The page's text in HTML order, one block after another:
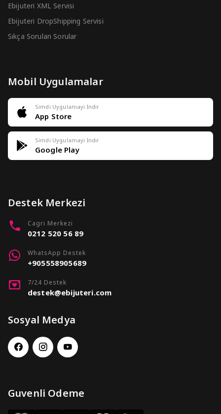
Ebijuteri XML Servisi
Ebijuteri DropShipping Servisi
Sıkça Sorulan Sorular
Mobil Uygulamalar
Simdi Uygulamayi Indir
App Store
Simdi Uygulamayi Indir
Google Play
Destek Merkezi
Cagri Merkezi
0212 520 56 89
WhatsApp Destek
+905558905689
7/24 Destek
destek@ebijuteri.com
Sosyal Medya
Guvenli Odeme